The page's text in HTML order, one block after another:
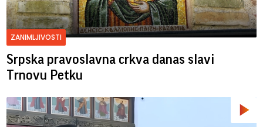
ZANIMLJIVOSTI
Srpska pravoslavna crkva danas slavi
Trnovu Petku